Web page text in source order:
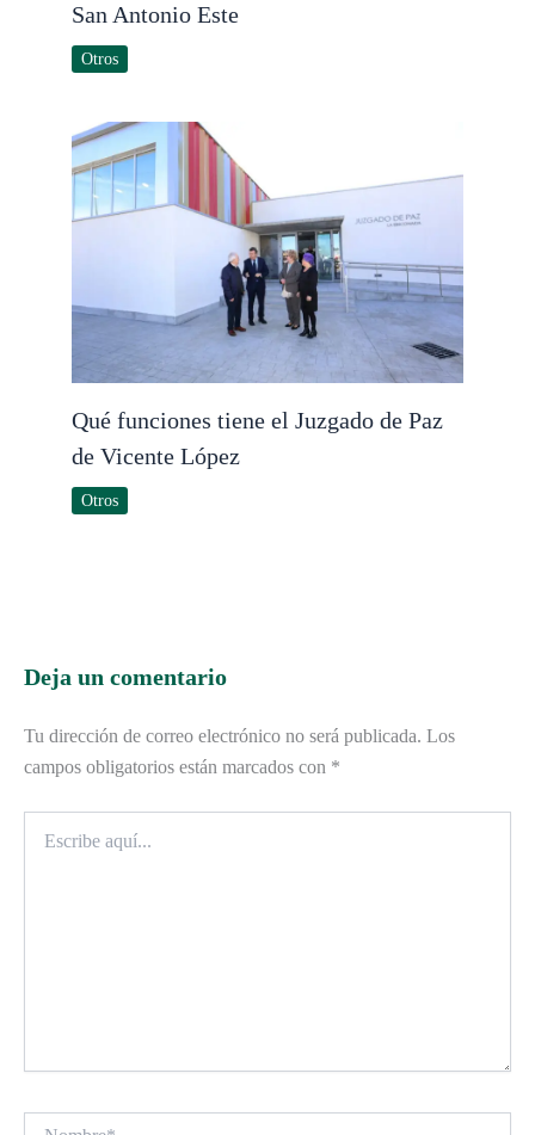
San Antonio Este
Otros
Qué funciones tiene el Juzgado de Paz
de Vicente López
Otros
Deja un comentario
Tu dirección de correo electrónico no será publicada. Los
campos obligatorios están marcados con *
aquí...